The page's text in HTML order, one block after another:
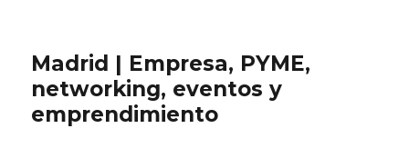
Madrid | Empresa, PYME,
networking, eventos y
emprendimiento